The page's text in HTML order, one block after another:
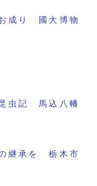
成り 國大博物
虫記 馬込八幡
継承を 栃木市